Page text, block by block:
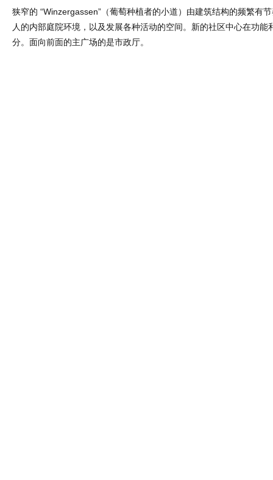
狭窄的 “Winzergassen”（葡萄种植者的小道）由建筑结构的频繁有
人的内部庭院环境，以及发展各种活动的空间。新的社区中心在功能
分。面向前面的主广场的是市政厅。